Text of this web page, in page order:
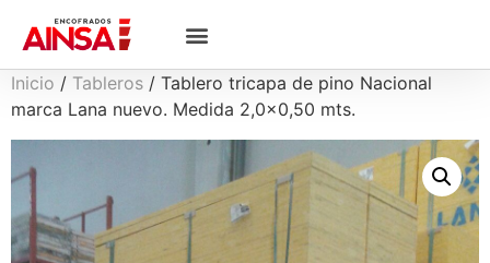
Inicio / Tableros / Tablero tricapa de pino Nacional
marca Lana nuevo. Medida 2,0×0,50 mts.